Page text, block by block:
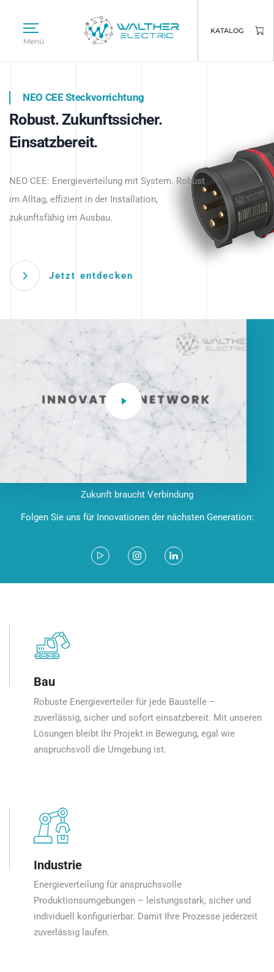
Menü
KATALOG
Intelligente Stromverteilung
beginnt hier.
NEO CEE Steckvorrichtung
Robust. Zukunftssicher.
Einsatzbereit.
NEO CEE: Energieverteilung mit System. Robust
im Alltag, effizient in der Installation,
zukunftsfähig im Ausbau.
Jetzt entdecken
Intelligenz trifft Energie.
Anwendungen – robust, IP-geschützt und
zukunftsfähig.
Zukunft braucht Verbindung
Folgen Sie uns für Innovationen der nächsten Generation:
Bau
Robuste Energieverteiler für jede Baustelle –
zuverlässig, sicher und sofort einsatzbereit. Mit unseren
Lösungen bleibt Ihr Projekt in Bewegung, egal wie
anspruchsvoll die Umgebung ist.
Industrie
Energieverteilung für anspruchsvolle
Produktionsumgebungen – leistungsstark, sicher und
individuell konfigurierbar. Damit Ihre Prozesse jederzeit
zuverlässig laufen.